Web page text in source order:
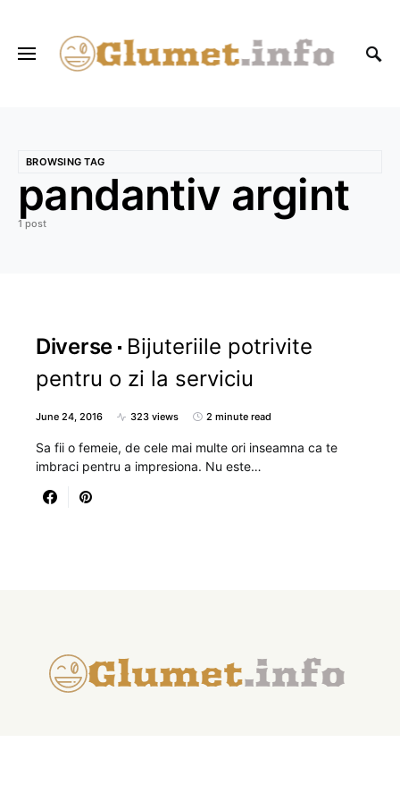
BROWSING TAG
pandantiv argint
1 post
Diverse
Bijuteriile potrivite
pentru o zi la serviciu
June 24, 2016 323 views 2 minute read
Sa fii o femeie, de cele mai multe ori inseamna ca te
imbraci pentru a impresiona. Nu este…